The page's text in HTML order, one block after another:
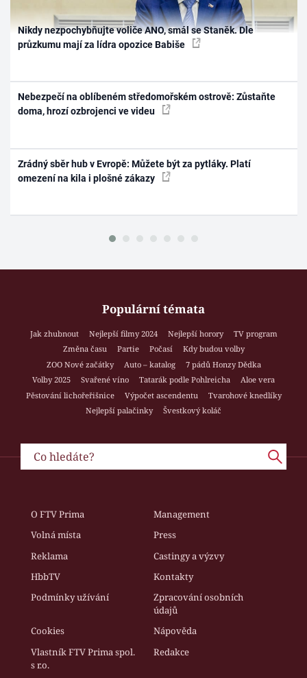
Nikdy nezpochybňujte voliče ANO, smál se Staněk. Dle
průzkumu mají za lídra opozice Babiše
Nebezpečí na oblíbeném středomořském ostrově: Zůstaňte
doma, hrozí ozbrojenci ve videu
Zrádný sběr hub v Evropě: Můžete být za pytláky. Platí
omezení na kila i plošné zákazy
Populární témata
Jak zhubnout Nejlepší filmy 2024 Nejlepší horory
TV program
Změna času
Partie Počasí
Kdy budou volby
ZOO Nové začátky
Auto – katalog
7 pádů Honzy Dědka
Volby 2025
Svařené víno Tatarák podle Pohlreicha
Aloe vera
Pěstování lichořeřišnice
Výpočet ascendentu
Tvarohové knedlíky
Nejlepší palačinky
Švestkový koláč
O FTV Prima
Management
Volná místa
Press
Reklama
Castingy a výzvy
HbbTV
Kontakty
Podmínky užívání
Zpracování osobních
údajů
Cookies
Nápověda
Vlastník FTV Prima spol.
s r.o.
Redakce